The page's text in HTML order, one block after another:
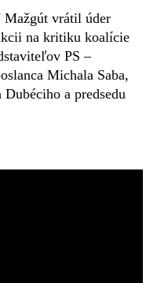
vrátil úder
na kritiku koalície
PS –
Michala Saba,
a predsedu